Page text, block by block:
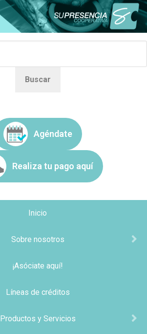
Buscar
Agéndate
Realiza tu pago aquí
Inicio
Sobre nosotros
¡Asóciate aquí!
Líneas de créditos
Productos y Servicios